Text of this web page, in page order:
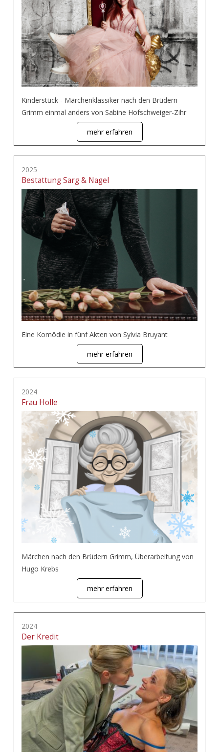
Kinderstück - Märchenklassiker nach den Brüdern
Grimm einmal anders von Sabine Hofschweiger-Zihr
mehr erfahren
2025
Bestattung Sarg & Nagel
Eine Komödie in fünf Akten von Sylvia Bruyant
mehr erfahren
2024
Frau Holle
Märchen nach den Brüdern Grimm, Überarbeitung von
Hugo Krebs
mehr erfahren
2024
Der Kredit